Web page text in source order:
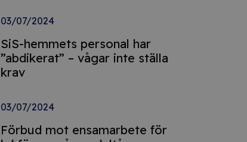
03/07/2024
SiS-hemmets personal har
”abdikerat” – vågar inte ställa
krav
03/07/2024
Förbud mot ensamarbete för